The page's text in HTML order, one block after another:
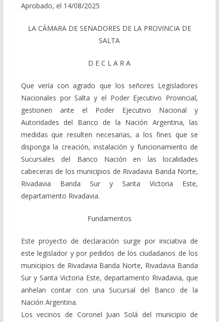
Aprobado, el 14/08/2025
LA CÁMARA DE SENADORES DE LA PROVINCIA DE
SALTA
D E C L A R A
Que vería con agrado que los señores Legisladores
Nacionales por Salta y el Poder Ejecutivo Provincial,
gestionen ante el Poder Ejecutivo Nacional y
Autoridades del Banco de la Nación Argentina, las
medidas que resulten necesarias, a los fines que se
disponga la creación, instalación y funcionamiento de
Sucursales del Banco Nación en las localidades
cabeceras de los municipios de Rivadavia Banda Norte,
Rivadavia Banda Sur y Santa Victoria Este,
departamento Rivadavia.
Fundamentos
Este proyecto de declaración surge por iniciativa de
este legislador y por pedidos de los ciudadanos de los
municipios de Rivadavia Banda Norte, Rivadavia Banda
Sur y Santa Victoria Este, departamento Rivadavia, que
anhelan contar con una Sucursal del Banco de la
Nación Argentina.
Los vecinos de Coronel Juan Solá del municipio de